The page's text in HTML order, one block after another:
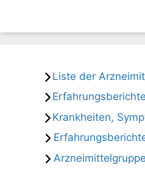
Liste der
Krankheiten,